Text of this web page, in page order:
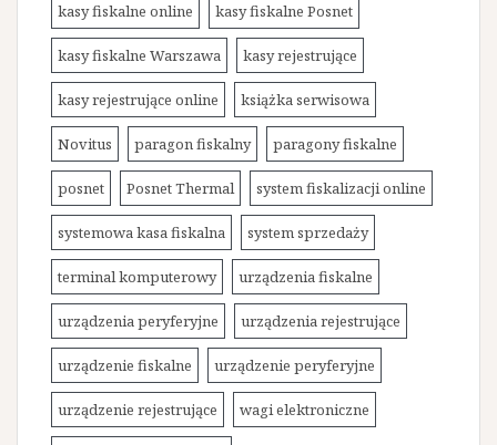
kasy fiskalne online kasy fiskalne Posnet
kasy fiskalne Warszawa kasy rejestrujące
kasy rejestrujące online książka serwisowa
Novitus paragon fiskalny paragony fiskalne
posnet Posnet Thermal system fiskalizacji online
systemowa kasa fiskalna system sprzedaży
terminal komputerowy urządzenia fiskalne
urządzenia peryferyjne urządzenia rejestrujące
urządzenie fiskalne urządzenie peryferyjne
urządzenie rejestrujące wagi elektroniczne